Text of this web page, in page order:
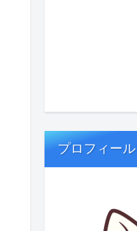
プロフィール